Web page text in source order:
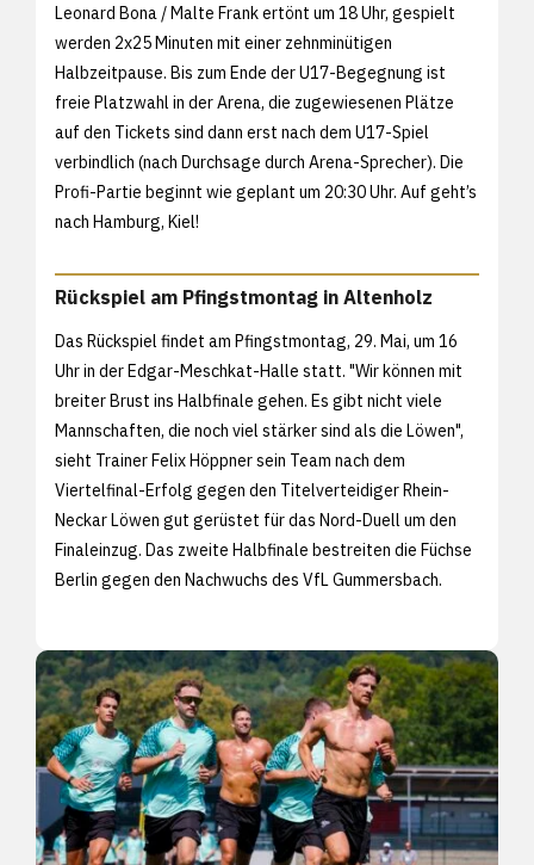
Leonard Bona / Malte Frank ertönt um 18 Uhr, gespielt
werden 2x25 Minuten mit einer zehnminütigen
Halbzeitpause. Bis zum Ende der U17-Begegnung ist
freie Platzwahl in der Arena, die zugewiesenen Plätze
auf den Tickets sind dann erst nach dem U17-Spiel
verbindlich (nach Durchsage durch Arena-Sprecher). Die
Profi-Partie beginnt wie geplant um 20:30 Uhr. Auf geht’s
nach Hamburg, Kiel!
Rückspiel am Pfingstmontag in Altenholz
Das Rückspiel findet am Pfingstmontag, 29. Mai, um 16
Uhr in der Edgar-Meschkat-Halle statt. "Wir können mit
breiter Brust ins Halbfinale gehen. Es gibt nicht viele
Mannschaften, die noch viel stärker sind als die Löwen",
sieht Trainer Felix Höppner sein Team nach dem
Viertelfinal-Erfolg gegen den Titelverteidiger Rhein-
Neckar Löwen gut gerüstet für das Nord-Duell um den
Finaleinzug. Das zweite Halbfinale bestreiten die Füchse
Berlin gegen den Nachwuchs des VfL Gummersbach.